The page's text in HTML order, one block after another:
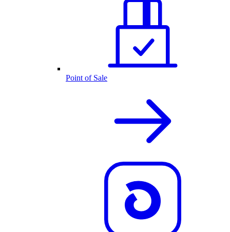
Point of Sale